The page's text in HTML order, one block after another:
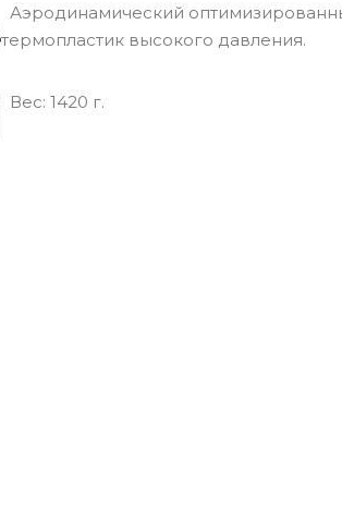
Аэродинамический
термопластик высокого давления.
Вec: 1420 г.